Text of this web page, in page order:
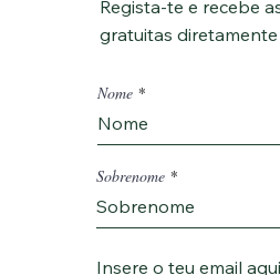
Regista-te e recebe
gratuitas
Nome
Sobrenome